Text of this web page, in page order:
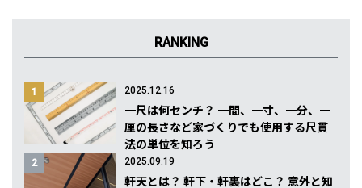
RANKING
1 2025.12.16
一尺は何センチ？ 一間、一寸、一分、一
厘の長さなど家づくりでも使用する尺貫
法の単位を知ろう
2 2025.09.19
軒天とは？ 軒下・軒裏はどこ？ 意外と知